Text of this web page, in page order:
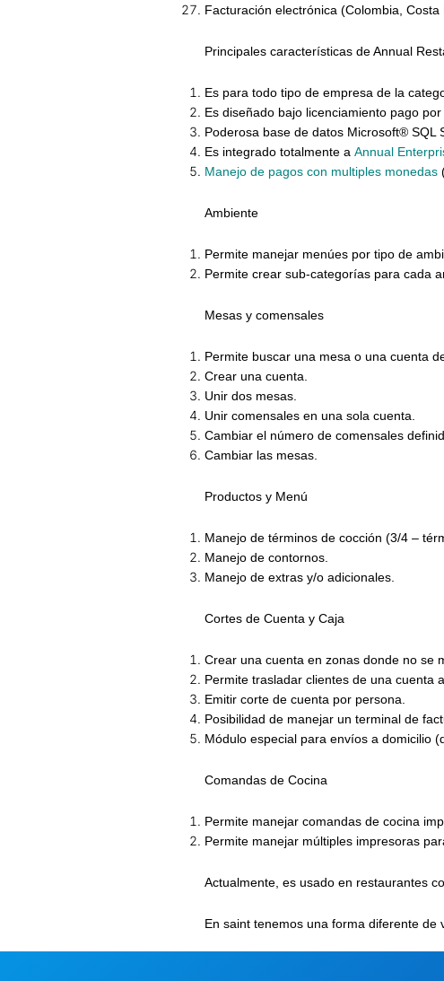
Facturación electrónica (Colombia, Costa
Principales características de Annual
Es para todo tipo de empresa de la
Es diseñado bajo licenciamiento pago por
Poderosa base de datos Microsoft® SQL
Es integrado totalmente a Annual
Manejo de pagos con multiples monedas
Ambiente
Permite manejar menúes por tipo de
Permite crear sub-categorías para cada
Mesas y comensales
Permite buscar una mesa o una cuenta
Crear una cuenta.
Unir dos mesas.
Unir comensales en una sola cuenta.
Cambiar el número de comensales
Cambiar las mesas.
Productos y Menú
Manejo de términos de cocción (3/4 –
Manejo de contornos.
Manejo de extras y/o adicionales.
Cortes de Cuenta y Caja
Crear una cuenta en zonas donde no se
Permite trasladar clientes de una cuenta
Emitir corte de cuenta por persona.
Posibilidad de manejar un terminal de
Módulo especial para envíos a domicilio
Comandas de Cocina
Permite manejar comandas de cocina
Permite manejar múltiples impresoras
Actualmente, es usado en restaurantes
En saint tenemos una forma diferente de